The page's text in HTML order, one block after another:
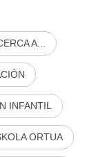
A...
INFANTIL
ORTUA